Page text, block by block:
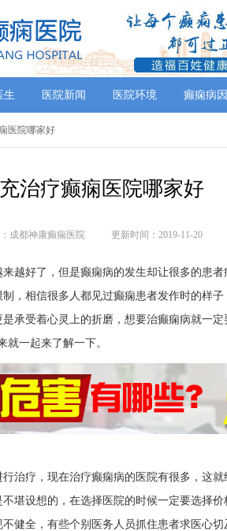
生 医院新闻 医院环境 癫痫病因
医院哪家好
治疗癫痫医院哪家好
成都神康癫痫医院 更新时间：2019-11-20
越好了，但是癫痫病的发生却让很多的患
，相信很多人都见过癫痫患者发作时的样
承受着心灵上的折磨，想要治癫痫病就一定
就一起来了解一下。
治疗，现在治疗癫痫病的医院有很多，这
堪设想的，在选择医院的时候一定要选择
健全，有些个别医务人员抓住患者求医心